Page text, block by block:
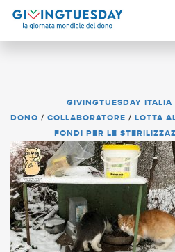
GIVINGTUESDAY ITALIA
DONO / COLLABORATORE / LOTTA
FONDI PER LE